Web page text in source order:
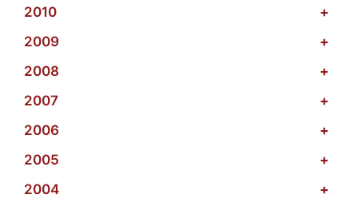
2010
+
2009
+
2008
+
2007
+
2006
+
2005
+
2004
+